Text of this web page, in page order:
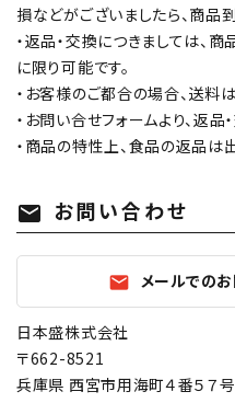
損などがございましたら、商品
・返品・交換につきましては、
に限り可能です。
・お客様のご都合の場合、送料
・お問い合せフォームより、返
・商品の特性上、食品の返品は
mail お問い合わせ
mail メールでの
日本盛株式会社
〒662-8521
兵庫県 西宮市用海町４番５７号